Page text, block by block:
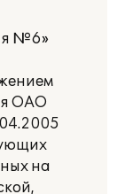
№6»
ОАО
на